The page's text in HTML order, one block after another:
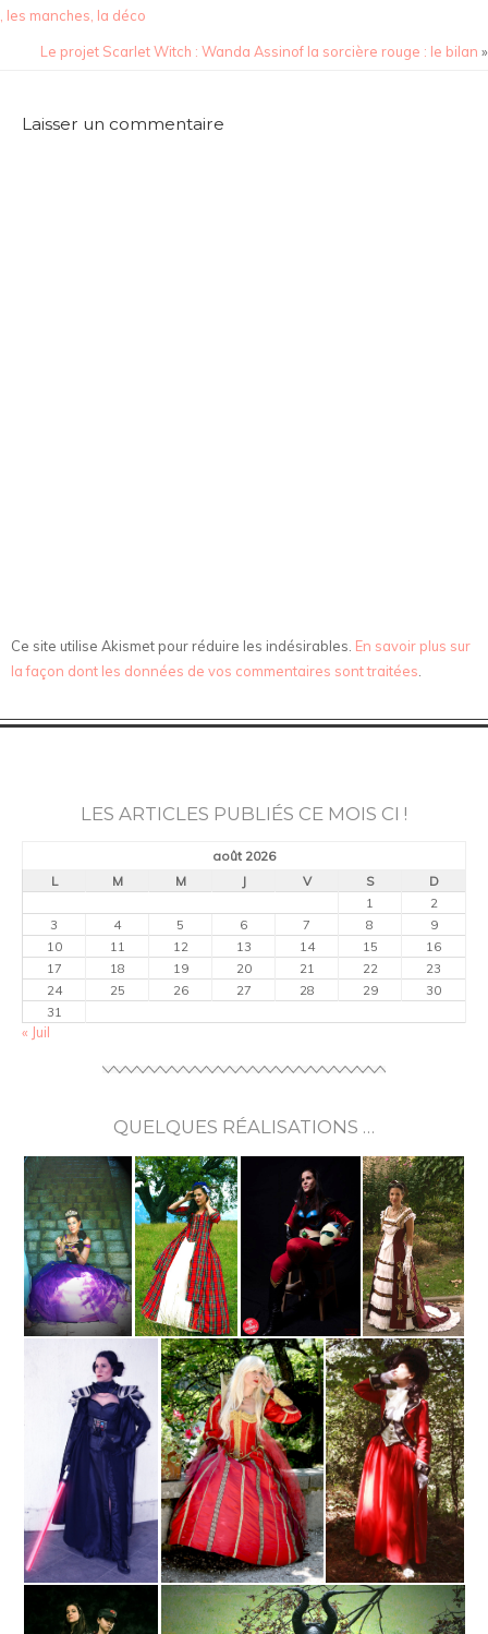
, les manches, la déco
Le projet Scarlet Witch : Wanda Assinof la sorcière rouge : le bilan »
Laisser un commentaire
Ce site utilise Akismet pour réduire les indésirables. En savoir plus sur
la façon dont les données de vos commentaires sont traitées
LES ARTICLES PUBLIÉS CE MOIS CI !
août 2026
L
M M J V S
D
1
2
3
4 5 6 7 8
9
10
11 12 13 14 15
16
17
18 19 20 21 22
23
24
25 26 27 28 29
30
31
« Juil
QUELQUES RÉALISATIONS …